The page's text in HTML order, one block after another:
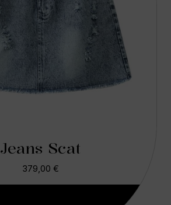
Jeans Scat
379,00 €